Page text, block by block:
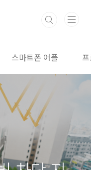
스마트폰 어플